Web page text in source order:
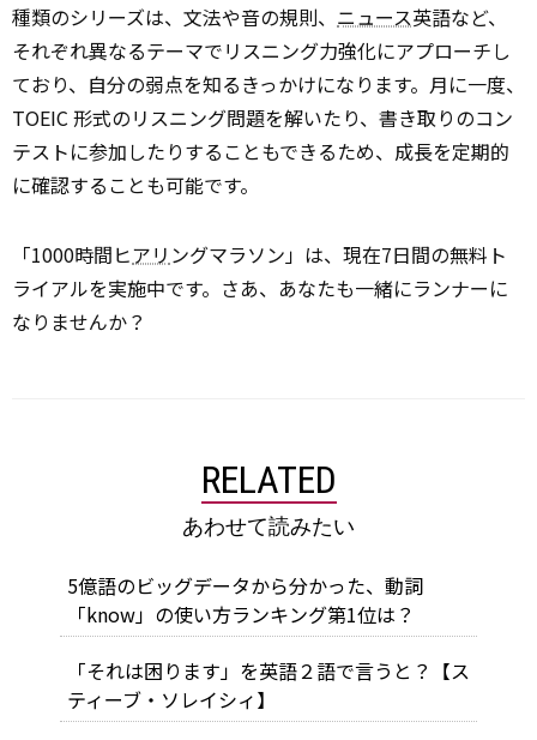
種類のシリーズは、文法や音の規則、 ニュース英語など、
それぞれ異なるテーマでリスニング力強化にアプローチし
ており、自分の弱点を知るきっかけになります。月に一度、
TOEIC 形式のリスニング問題を解いたり、書き取りのコン
テストに参加したりすることもできるため、成長を定期的
に確認することも可能です。
「1000時間ヒアリ ングマラソン」は、現在7日間の無料ト
ライアルを実施中です。さあ、あなたも一緒にランナーに
なりませんか？
RELATED
あわせて読みたい
5億語のビッグデータから分かった、動詞
「know」の使い方ランキング第1位は？
「それは困ります」を英語２語で言うと？【ス
ティーブ・ソレイシィ】